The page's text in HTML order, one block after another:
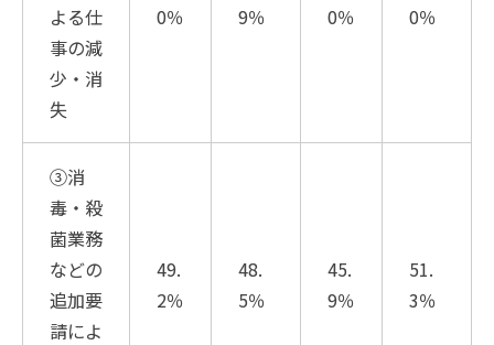
よる仕
事の減
少・消
失
0％
9％
0％
0％
③消
毒・殺
菌業務
などの
追加要
請によ
49.
2％
48.
5％
45.
9％
51.
3％